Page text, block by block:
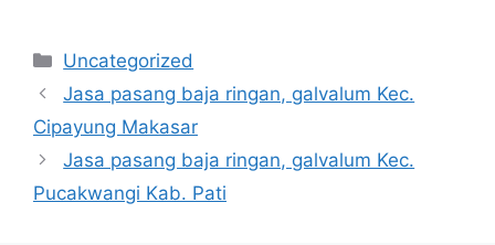
Categories
Uncategorized
Jasa pasang baja ringan, galvalum Kec.
Cipayung Makasar
Jasa pasang baja ringan, galvalum Kec.
Pucakwangi Kab. Pati